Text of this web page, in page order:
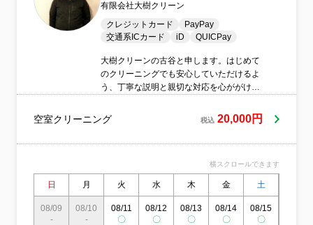
有限会社大樹クリーン
クレジットカード
PayPay
交通系ICカード
iD QUICPay
大樹クリーンの古谷と申します。はじめて
のクリーニングでも安心していただけるよ
う、丁寧な説明と親切な対応を心ががけて
スを提供いたします。
空室クリーニング 税込 20,000円
横スクロールできます
日 月 火 水 木 金 土
08/09
-
08/10
-
08/11
〇
08/12
〇
08/13
〇
08/14
〇
08/15
〇